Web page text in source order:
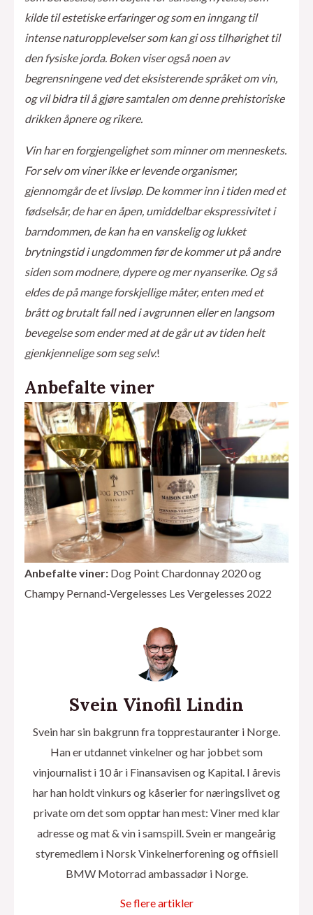
kilde til estetiske erfaringer og som en inngang til
intense naturopplevelser som kan gi oss tilhørighet til
den fysiske jorda. Boken viser også noen av
begrensningene ved det eksisterende språket om vin,
og vil bidra til å gjøre samtalen om denne prehistoriske
drikken åpnere og rikere.
Vin har en forgjengelighet som minner om menneskets.
For selv om viner ikke er levende organismer,
gjennomgår de et livsløp. De kommer inn i tiden med et
fødselsår, de har en åpen, umiddelbar ekspressivitet i
barndommen, de kan ha en vanskelig og lukket
brytningstid i ungdommen før de kommer ut på andre
siden som modnere, dypere og mer nyanserike. Og så
eldes de på mange forskjellige måter, enten med et
brått og brutalt fall ned i avgrunnen eller en langsom
bevegelse som ender med at de går ut av tiden helt
gjenkjennelige som seg selv.!
Anbefalte viner
Anbefalte viner: Dog Point Chardonnay 2020 og
Champy Pernand-Vergelesses Les Vergelesses 2022
Svein Vinofil Lindin
Svein har sin bakgrunn fra topprestauranter i Norge.
Han er utdannet vinkelner og har jobbet som
vinjournalist i 10 år i Finansavisen og Kapital. I årevis
har han holdt vinkurs og kåserier for næringslivet og
private om det som opptar han mest: Viner med klar
adresse og mat & vin i samspill. Svein er mangeårig
styremedlem i Norsk Vinkelnerforening og offisiell
BMW Motorrad ambassadør i Norge.
Se flere artikler